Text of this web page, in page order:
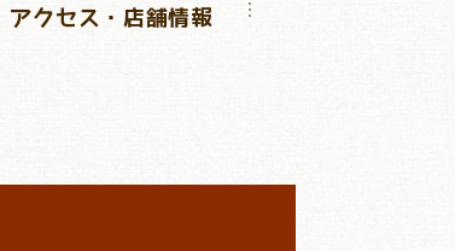
アクセス・店舗情報